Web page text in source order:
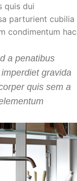
quis dui
parturient cubilia
condimentum hac
a penatibus
gravida
quis sem a